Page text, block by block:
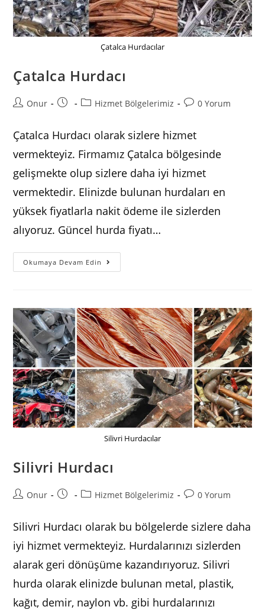
Çatalca Hurdacılar
Çatalca Hurdacı
PostOnur
Post
PostHizmet Bölgelerimiz
Post0 Yorum
Çatalca Hurdacı olarak sizlere hizmet
vermekteyiz. Firmamız Çatalca bölgesinde
gelişmekte olup sizlere daha iyi hizmet
vermektedir. Elinizde bulunan hurdaları en
yüksek fiyatlarla nakit ödeme ile sizlerden
alıyoruz. Güncel hurda fiyatı…
Okumaya Devam Edin Çatalca
Hurdacı
Silivri Hurdacılar
Silivri Hurdacı
PostOnur
Post
PostHizmet Bölgelerimiz
Post0 Yorum
Silivri Hurdacı olarak bu bölgelerde sizlere daha
iyi hizmet vermekteyiz. Hurdalarınızı sizlerden
alarak geri dönüşüme kazandırıyoruz. Silivri
hurda olarak elinizde bulunan metal, plastik,
kağıt, demir, naylon vb. gibi hurdalarınızı